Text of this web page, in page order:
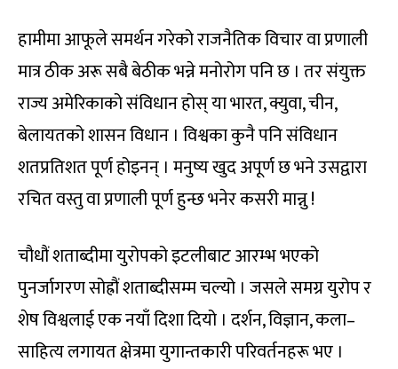
हामीमा आफूले समर्थन गरेको राजनैतिक विचार वा प्रणाली
मात्र ठीक अरू सबै बेठीक भन्ने मनोरोग पनि छ । तर संयुक्त
राज्य अमेरिकाको संविधान होस् या भारत, क्युवा, चीन,
बेलायतको शासन विधान । विश्वका कुनै पनि संविधान
शतप्रतिशत पूर्ण होइनन् । मनुष्य खुद अपूर्ण छ भने उसद्वारा
रचित वस्तु वा प्रणाली पूर्ण हुन्छ भनेर कसरी मान्नु !
चौधौं शताब्दीमा युरोपको इटलीबाट आरम्भ भएको
पुनर्जागरण सोह्रौं शताब्दीसम्म चल्यो । जसले समग्र युरोप र
शेष विश्वलाई एक नयाँ दिशा दियो । दर्शन, विज्ञान, कला–
साहित्य लगायत क्षेत्रमा युगान्तकारी परिवर्तनहरू भए ।